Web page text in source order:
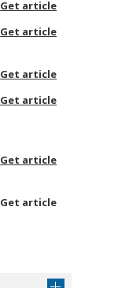
Get article
Get article
Get article
Get article
Get article
Get article
Get article